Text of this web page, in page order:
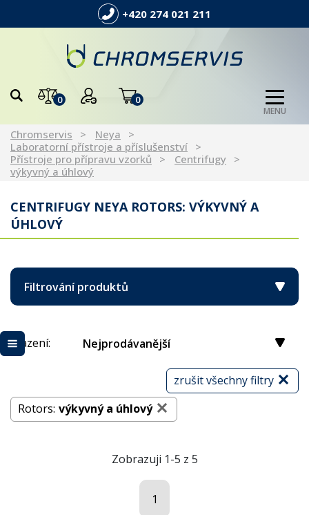
+420 274 021 211
0 0
MENU
Chromservis
Neya
Laboratorní přístroje a příslušenství
Přístroje pro přípravu vzorků
Centrifugy
výkyvný a úhlový
CENTRIFUGY NEYA ROTORS: VÝKYVNÝ A
ÚHLOVÝ
Filtrování produktů
Řazení: Nejprodávanější
zrušit všechny filtry
Rotors: výkyvný a úhlový
Zobrazuji 1-5 z 5
1